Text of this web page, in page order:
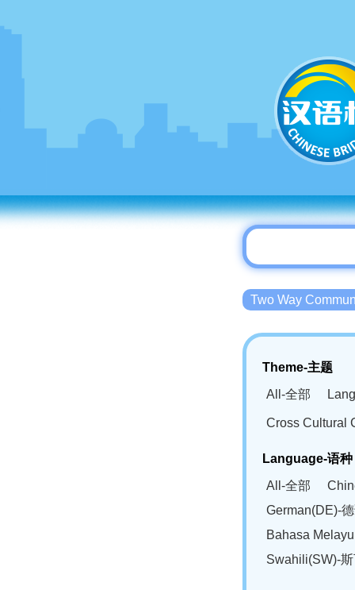
Two Way
Theme-主题
All-全部
Cross Cultural
Language-语种
All-全部
German(DE)-
Bahasa
Swahili(SW)-